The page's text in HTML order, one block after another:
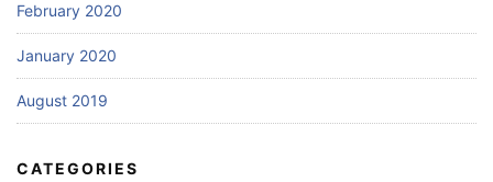
February 2020
January 2020
August 2019
CATEGORIES